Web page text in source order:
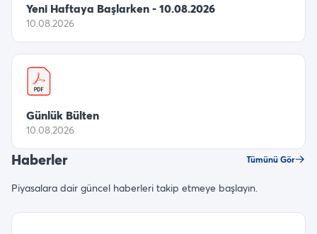
Yeni Haftaya Başlarken - 10.08.2026
10.08.2026
Günlük Bülten
10.08.2026
Haberler Tümünü Gör
Piyasalara dair güncel haberleri takip etmeye başlayın.